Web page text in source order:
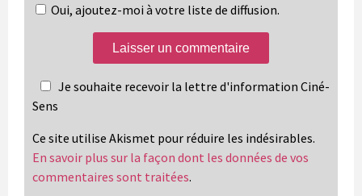
Oui, ajoutez-moi à votre liste de diffusion.
Je souhaite recevoir la lettre d'information Ciné-
Sens
Ce site utilise Akismet pour réduire les indésirables.
En savoir plus sur la façon dont les données de vos
commentaires sont traitées.